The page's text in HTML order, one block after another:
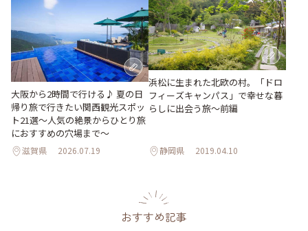
大阪から2時間で行ける♪ 夏の日
帰り旅で行きたい関西観光スポッ
ト21選～人気の絶景からひとり旅
におすすめの穴場まで～
滋賀県 2026.07.19
浜松に生まれた北欧の村。「ドロ
フィーズキャンパス」で幸せな暮
らしに出会う旅～前編
静岡県 2019.04.10
おすすめ記事